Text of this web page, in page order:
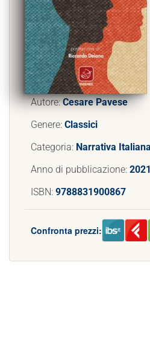
Autore:Cesare Pavese
Genere: Classici
Categoria: Narrativa Italiana
Anno di pubblicazione: 2021
ISBN: 9788831900867
Confronta prezzi: